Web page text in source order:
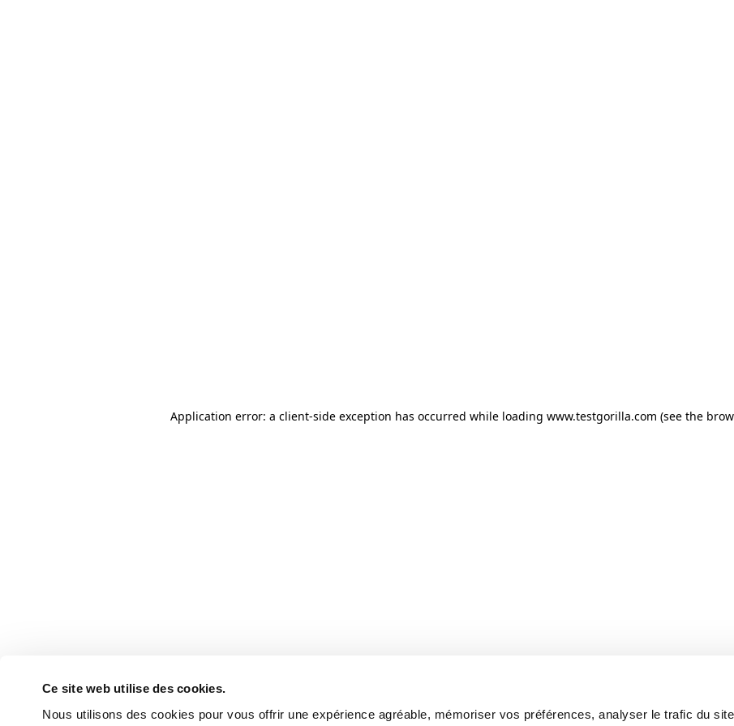
Ce site web utilise des cookies.
Nous utilisons des cookies pour vous offrir une expérience agréable, mémoriser vos préférences, analyser le trafic du
Application error: a client-side exception has occurred while loading www.testgorilla.com (see the